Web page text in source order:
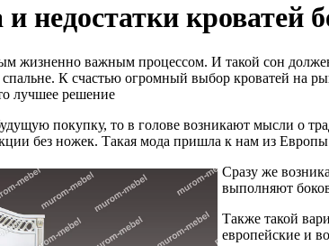
недостатки кроватей
жизненно важным процессом. И такой сон
К счастью огромный выбор кроватей на
лучшее решение
покупку, то в голове возникают мысли о
без ножек. Такая мода пришла к нам из
Сразу же
выполняют
Также такой
европейские и